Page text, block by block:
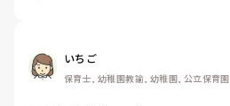
いちご
保育士, 幼稚園教諭, 幼稚園, 公立保育園